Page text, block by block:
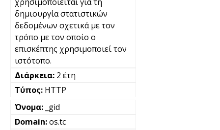
δημιουργία στατιστικών
δεδομένων σχετικά με τον
τρόπο με τον οποίο ο
επισκέπτης χρησιμοποιεί τον
ιστότοπο.
2 έτη
HTTP
_gid
os.tc